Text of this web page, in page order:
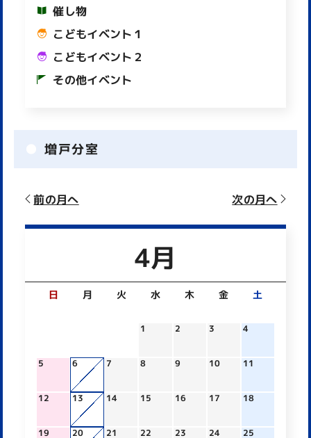
催し物
こどもイベント１
こどもイベント２
その他イベント
増戸分室
前の月へ 次の月へ
4月
日 月 火 水 木 金 土
1 2 3 4
5 6 7 8 9 10 11
12 13 14 15 16 17 18
19 20 21 22 23 24 25